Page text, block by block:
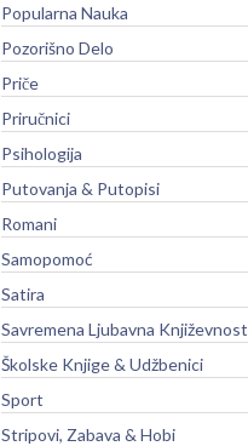
Popularna Nauka
Pozorišno Delo
Priče
Priručnici
Psihologija
Putovanja & Putopisi
Romani
Samopomoć
Satira
Savremena Ljubavna Književnost
Školske Knjige & Udžbenici
Sport
Stripovi, Zabava & Hobi